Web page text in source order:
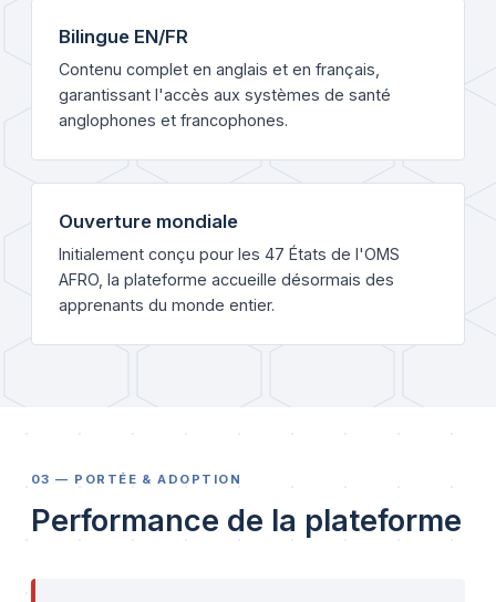
Bilingue EN/FR
Contenu complet en anglais et en français,
garantissant l'accès aux systèmes de santé
anglophones et francophones.
Ouverture mondiale
Initialement conçu pour les 47 États de l'OMS
AFRO, la plateforme accueille désormais des
apprenants du monde entier.
03 — PORTÉE & ADOPTION
Performance de la plateforme